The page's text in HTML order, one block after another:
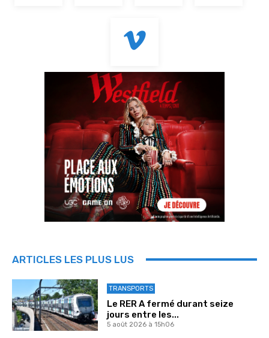
ARTICLES LES PLUS LUS
TRANSPORTS
Le RER A fermé durant seize
jours entre les...
5 août 2026 à 15h06